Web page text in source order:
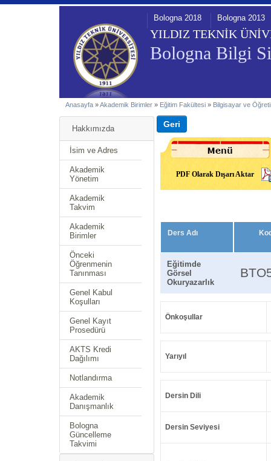
YILDIZ TEKNİK
Bologna Bilgi
Bologna 2018 Bologna 2013
Anasayfa »Akademik Birimler » Eğitim Fakültesi » Bilgisayar ve
Hakkımızda
İsim ve Adres
Akademik
Yönetim
Akademik
Takvim
Akademik
Birimler
Önceki
Öğrenmenin
Tanınması
Genel Kabul
Koşulları
Genel Kayıt
Prosedürü
AKTS Kredi
Dağılımı
Notlandırma
Akademik
Danışmanlık
Bologna
Güncelleme
Takvimi
PDF Olarak Dışarı Aktar
Ders Adı
Eğitimde
Görsel
Okuryazarlık
Önkoşullar
Yarıyıl
Dersin Dili
Dersin Seviyesi